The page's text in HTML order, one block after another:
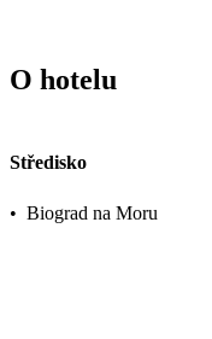
O hotelu
Středisko
• Biograd na Moru